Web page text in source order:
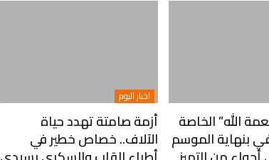
الله” الخاصة
بنهاية الموسم
اخبار اليوم
أزمة صامتة تهدد حياة
الآلاف.. خصاص خطير في